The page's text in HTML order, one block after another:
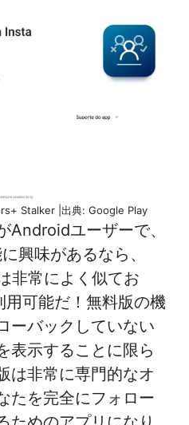
Stalker |出典: Google Play
Androidユーザーで、
興味があるなら、
非常によく似てお
可能だ！無料版の機
ーバックしていない
表示することに限ら
は非常に専門的なオ
たを完全にフォロー